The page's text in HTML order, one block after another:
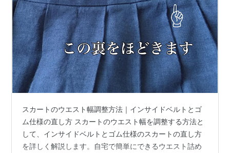
スカートのウエスト幅調整方法｜インサイドベルトとゴ
ム仕様の直し方 スカートのウエスト幅を調整する方法と
して、インサイドベルトとゴム仕様のスカートの直し方
を詳しく解説します。自宅で簡単にできるウエスト詰め